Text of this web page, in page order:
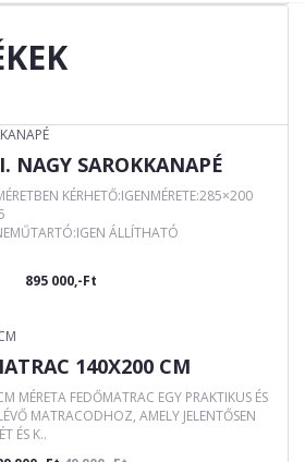
NAGY SAROKKANAPÉ
KÉRHETŐ:IGENMÉRETE:285×200
ÁLLÍTHATÓ
895 000,-Ft
140X200 CM
MÉRETA FEDŐMATRAC EGY PRAKTIKUS ÉS
MATRACODHOZ, AMELY JELENTŐSEN
ÉS K..